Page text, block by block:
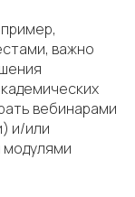
важно
вебинарами
и/или